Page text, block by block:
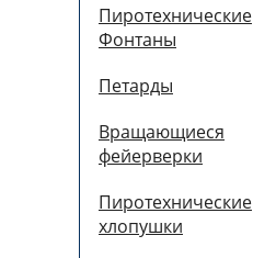
Пиротехнические
Фонтаны
Петарды
Вращающиеся
фейерверки
Пиротехнические
хлопушки